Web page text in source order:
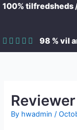
100%
98 % vil
By hwadmin/